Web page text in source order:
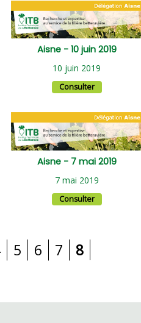
Aisne - 10 juin 2019
10 juin 2019
Consulter
Aisne - 7 mai 2019
7 mai 2019
Consulter
5 6 7 8